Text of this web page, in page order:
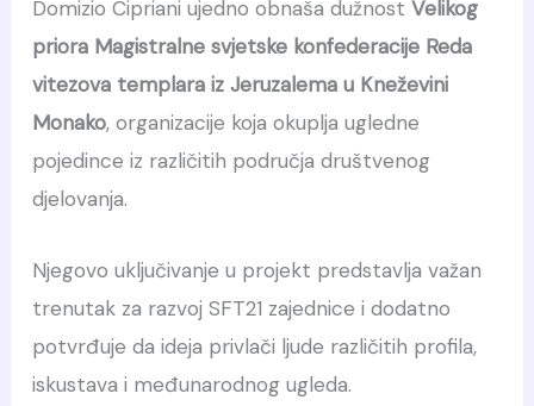
Domizio Cipriani ujedno obnaša dužnost Velikog
priora Magistralne svjetske konfederacije Reda
vitezova templara iz Jeruzalema u Kneževini
Monako, organizacije koja okuplja ugledne
pojedince iz različitih područja društvenog
djelovanja.
Njegovo uključivanje u projekt predstavlja važan
trenutak za razvoj SFT21 zajednice i dodatno
potvrđuje da ideja privlači ljude različitih profila,
iskustava i međunarodnog ugleda.